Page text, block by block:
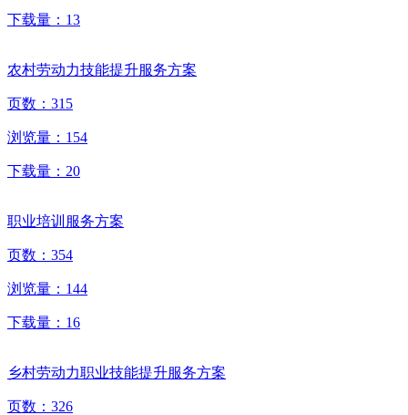
下载量： 13
农村劳动力技能提升服务方案
页数： 315
浏览量： 154
下载量： 20
职业培训服务方案
页数： 354
浏览量： 144
下载量： 16
乡村劳动力职业技能提升服务方案
页数： 326